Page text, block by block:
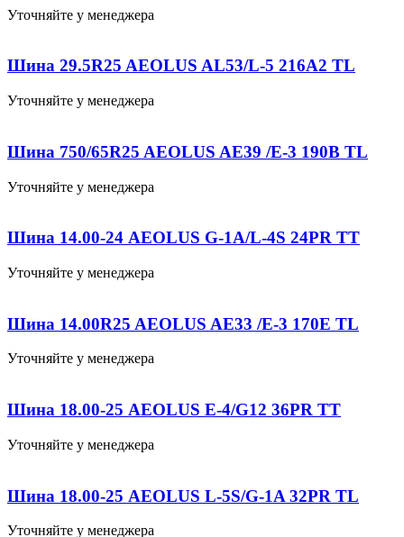
Уточняйте у менеджера
Шина 29.5R25 AEOLUS AL53/L-5 216A2 TL
Уточняйте у менеджера
Шина 750/65R25 AEOLUS AE39 /E-3 190B TL
Уточняйте у менеджера
Шина 14.00-24 AEOLUS G-1A/L-4S 24PR TT
Уточняйте у менеджера
Шина 14.00R25 AEOLUS AE33 /E-3 170E TL
Уточняйте у менеджера
Шина 18.00-25 AEOLUS E-4/G12 36PR TT
Уточняйте у менеджера
Шина 18.00-25 AEOLUS L-5S/G-1A 32PR TL
Уточняйте у менеджера